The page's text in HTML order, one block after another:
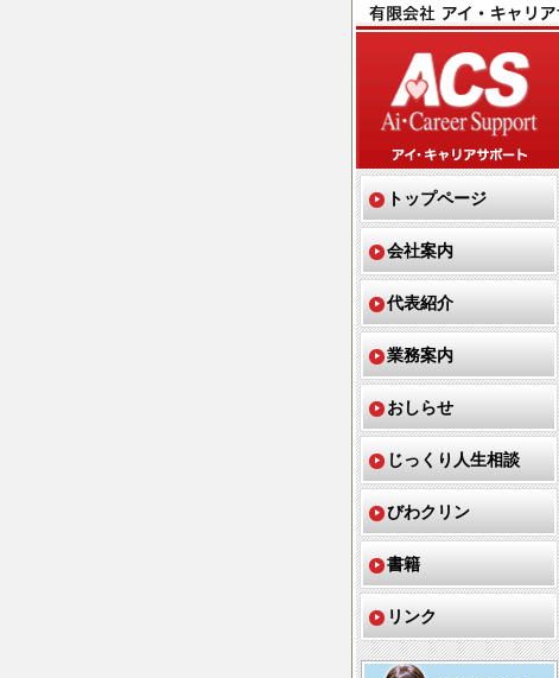
トップページ
会社案内
代表紹介
業務案内
おしらせ
じっくり人生相談
びわクリン
書籍
リンク